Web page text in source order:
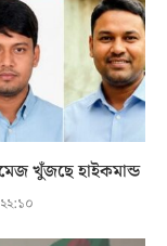
খুঁজছে হাইকমান্ড